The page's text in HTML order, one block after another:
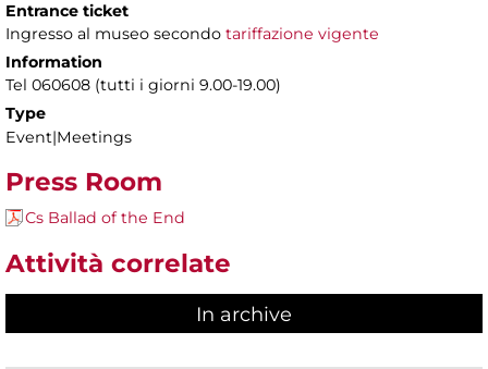
Entrance ticket
Ingresso al museo secondo tariffazione vigente
Information
Tel 060608 (tutti i giorni 9.00-19.00)
Type
Event|Meetings
Press Room
Cs Ballad of the End
Attività correlate
In archive